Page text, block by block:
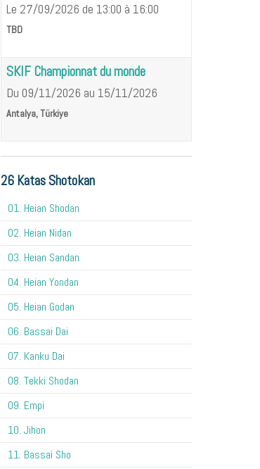
Le 27/09/2026 de 13:00 à 16:00
TBD
SKIF Championnat du monde
Du 09/11/2026 au 15/11/2026
Antalya, Türkiye
26 Katas Shotokan
01. Heian Shodan
02. Heian Nidan
03. Heian Sandan
04. Heian Yondan
05. Heian Godan
06. Bassai Dai
07. Kanku Dai
08. Tekki Shodan
09. Empi
10. Jihon
11. Bassai Sho